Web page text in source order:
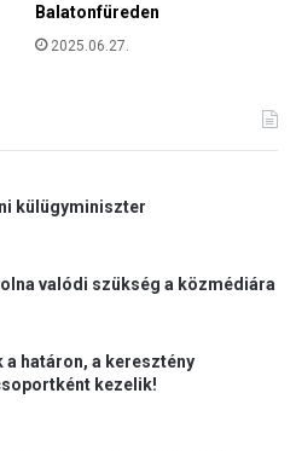
Balatonfüreden
2025.06.27.
külügyminiszter
valódi szükség a közmédiára
a határon, a keresztény
kezelik!